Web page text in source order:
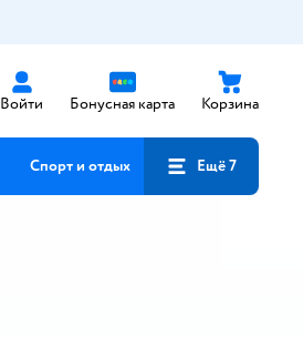
Войти Бонусная карта Корзина
Спорт и отдых Ещё 7